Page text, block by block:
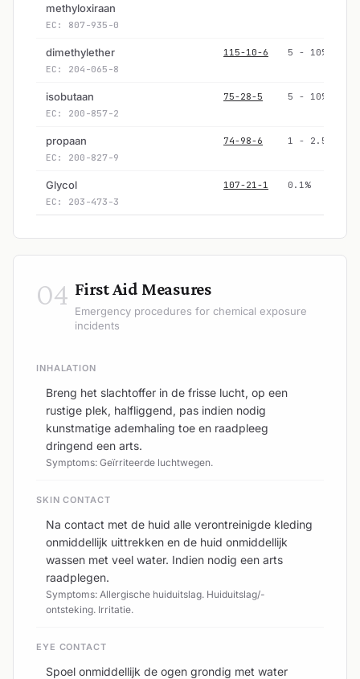
methyloxiraan
EC: 807-935-0
dimethylether
EC: 204-065-8
115-10-6 5 - 10%
isobutaan
EC: 200-857-2
75-28-5 5 - 10%
propaan
EC: 200-827-9
74-98-6 1 - 2.5%
Glycol
EC: 203-473-3
107-21-1 0.1%
04 First Aid Measures
Emergency procedures for chemical exposure
incidents
INHALATION
Breng het slachtoffer in de frisse lucht, op een
rustige plek, halfliggend, pas indien nodig
kunstmatige ademhaling toe en raadpleeg
dringend een arts.
Symptoms: Geïrriteerde luchtwegen.
SKIN CONTACT
Na contact met de huid alle verontreinigde kleding
onmiddellijk uittrekken en de huid onmiddellijk
wassen met veel water. Indien nodig een arts
raadplegen.
Symptoms: Allergische huiduitslag. Huiduitslag/-
ontsteking. Irritatie.
EYE CONTACT
Spoel onmiddellijk de ogen grondig met water